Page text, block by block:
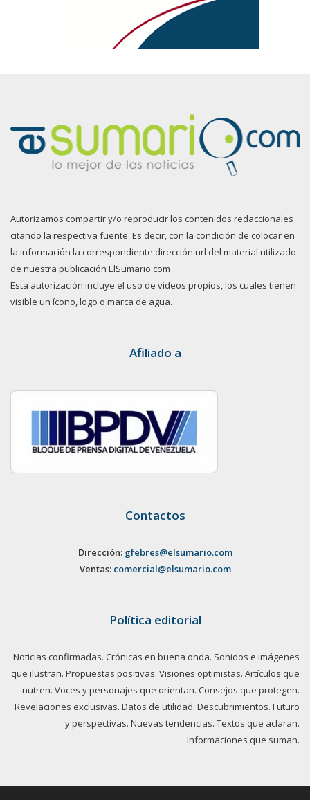
Autorizamos compartir y/o reproducir los contenidos redaccionales
citando la respectiva fuente. Es decir, con la condición de colocar en
la información la correspondiente dirección url del material utilizado
de nuestra publicación ElSumario.com
Esta autorización incluye el uso de videos propios, los cuales tienen
visible un ícono, logo o marca de agua.
Afiliado a
Contactos
Dirección: gfebres@elsumario.com
Ventas: comercial@elsumario.com
Política editorial
Noticias confirmadas. Crónicas en buena onda. Sonidos e imágenes
que ilustran. Propuestas positivas. Visiones optimistas. Artículos que
nutren. Voces y personajes que orientan. Consejos que protegen.
Revelaciones exclusivas. Datos de utilidad. Descubrimientos. Futuro
y perspectivas. Nuevas tendencias. Textos que aclaran.
Informaciones que suman.